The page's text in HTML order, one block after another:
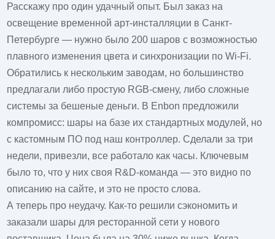
Расскажу про один удачный опыт. Был заказ на
освещение временной арт-инсталляции в Санкт-
Петербурге — нужно было 200 шаров с возможностью
плавного изменения цвета и синхронизации по Wi-Fi.
Обратились к нескольким заводам, но большинство
предлагали либо простую RGB-смену, либо сложные
системы за бешеные деньги. В Enbon предложили
компромисс: шары на базе их стандартных модулей, но
с кастомным ПО под наш контроллер. Сделали за три
недели, привезли, все работало как часы. Ключевым
было то, что у них своя R&D-команда — это видно по
описанию на сайте, и это не просто слова.
А теперь про неудачу. Как-то решили сэкономить и
заказали шары для ресторанной сети у нового